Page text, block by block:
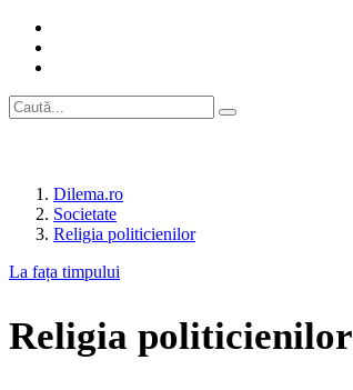
Dilema.ro
Societate
Religia politicienilor
La fața timpului
Religia politicienilor